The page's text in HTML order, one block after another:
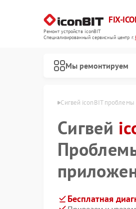
FIX-
Ремонт устройств iconBIT
Специализированный cервисный центр г.
Мы ремонтируем
в Новосибирске Сигвей iconBIT
Сигвей
Бесплатная